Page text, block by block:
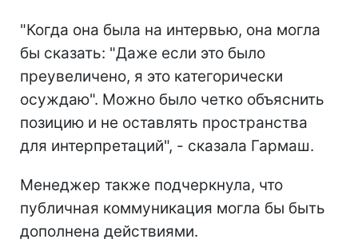
"Когда она была на интервью, она могла
бы сказать: "Даже если это было
преувеличено, я это категорически
осуждаю". Можно было четко объяснить
позицию и не оставлять пространства
для интерпретаций", - сказала Гармаш.
Менеджер также подчеркнула, что
публичная коммуникация могла бы быть
дополнена действиями.